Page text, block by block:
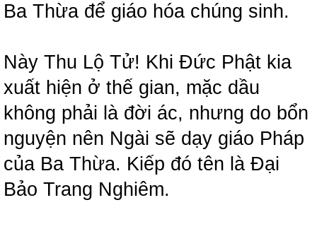
Ba Thừa để giáo hóa chúng sinh.
Này Thu Lộ Tử! Khi Đức Phật kia
xuất hiện ở thế gian, mặc dầu
không phải là đời ác, nhưng do bổn
nguyện nên Ngài sẽ dạy giáo Pháp
của Ba Thừa. Kiếp đó tên là Đại
Bảo Trang Nghiêm.